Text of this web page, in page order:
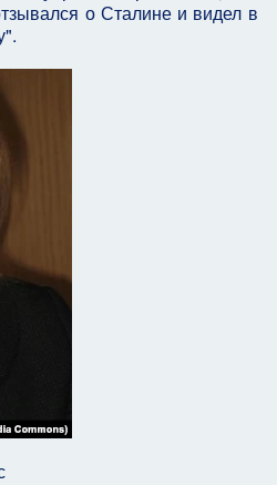
о Сталине и видел в